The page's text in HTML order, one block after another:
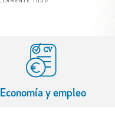
Economía y empleo